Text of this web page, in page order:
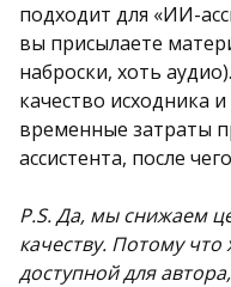
подходит для «ИИ-
вы присылаете
наброски, хоть
качество исходника
временные затраты
ассистента, после
P.S. Да, мы снижаем
качеству. Потому
доступной для